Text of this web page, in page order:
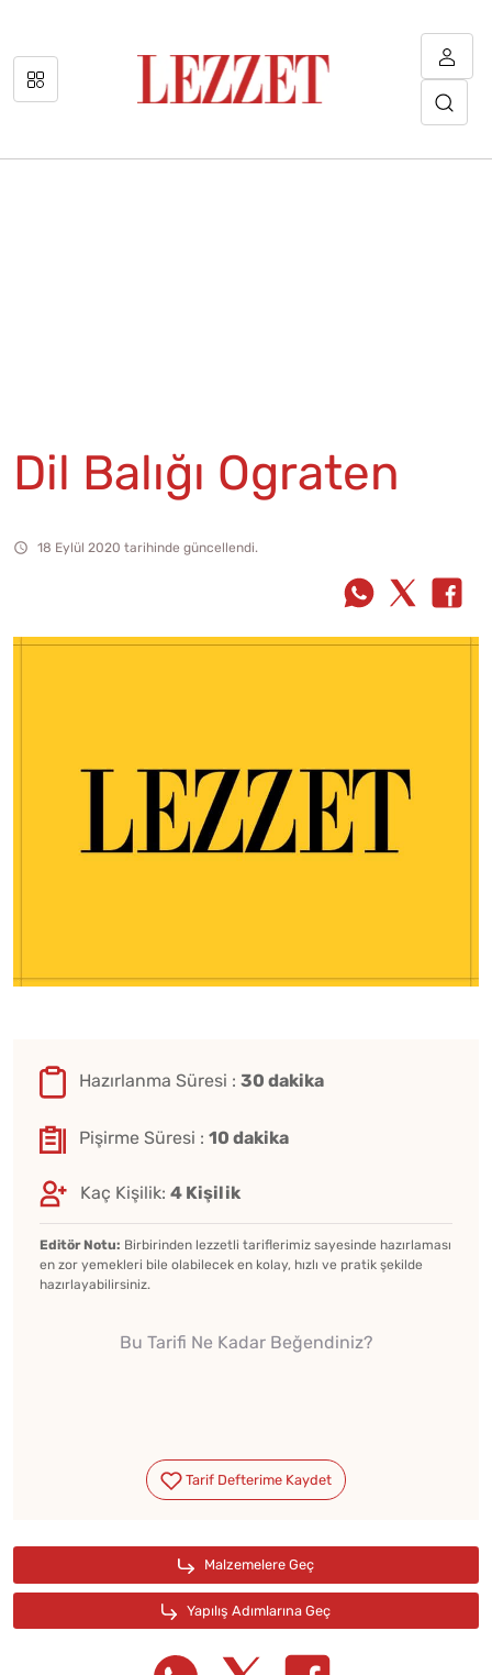
Dil Balığı Ograten
18 Eylül 2020 tarihinde güncellendi.
Hazırlanma Süresi : 30 dakika
Pişirme Süresi : 10 dakika
Kaç Kişilik: 4 Kişilik
Editör Notu: Birbirinden lezzetli tariflerimiz sayesinde hazırlaması
en zor yemekleri bile olabilecek en kolay, hızlı ve pratik şekilde
hazırlayabilirsiniz.
Bu Tarifi Ne Kadar Beğendiniz?